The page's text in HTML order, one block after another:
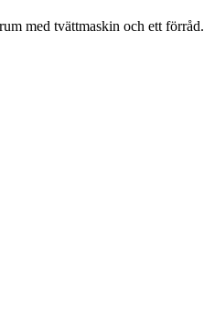
med tvättmaskin och ett förråd.